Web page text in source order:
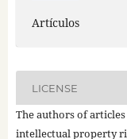
Artículos
LICENSE
The authors of
intellectual property